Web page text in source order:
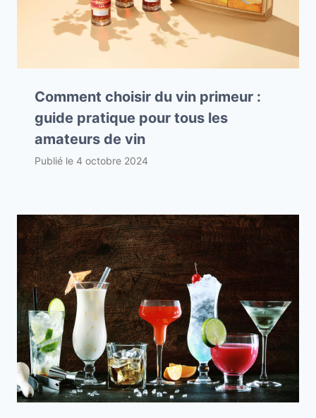
Comment choisir du vin primeur :
guide pratique pour tous les
amateurs de vin
Publié le 4 octobre 2024